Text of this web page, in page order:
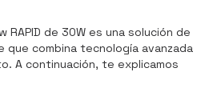
RAPID de 30W es una solución de
que combina tecnología avanzada
A continuación, te explicamos